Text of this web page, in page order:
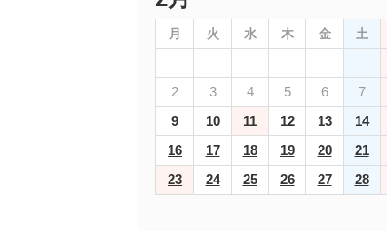
月 火 水 木 金 土
2
3 4 5 6 7
9
10 11 12 13 14
16
17 18 19 20 21
23
24 25 26 27 28